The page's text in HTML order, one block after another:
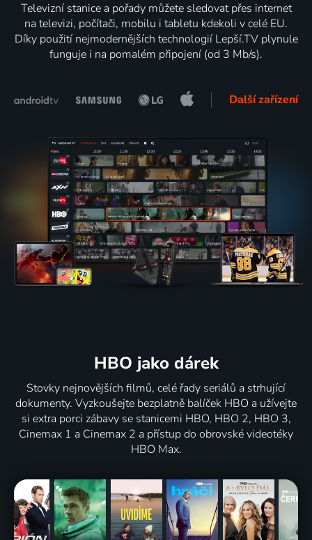
Televizní stanice a pořady můžete sledovat přes internet
na televizi, počítači, mobilu i tabletu kdekoli v celé EU.
Díky použití nejmodernějších technologií Lepší.TV plynule
funguje i na pomalém připojení (od 3 Mb/s).
Další zařízení
HBO jako dárek
Stovky nejnovějších filmů, celé řady seriálů a strhující
dokumenty. Vyzkoušejte bezplatně balíček HBO a užívejte
si extra porci zábavy se stanicemi HBO, HBO 2, HBO 3,
Cinemax 1 a Cinemax 2 a přístup do obrovské videotéky
HBO Max.